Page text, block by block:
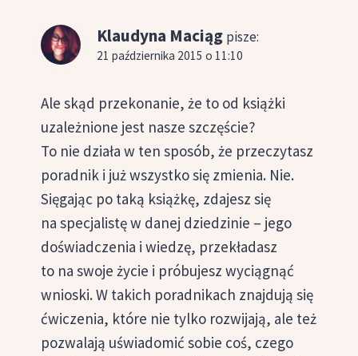
Klaudyna Maciąg pisze:
21 października 2015 o 11:10
Ale skąd przekonanie, że to od książki
uzależnione jest nasze szczęście?
To nie działa w ten sposób, że przeczytasz
poradnik i już wszystko się zmienia. Nie.
Sięgając po taką książkę, zdajesz się
na specjalistę w danej dziedzinie – jego
doświadczenia i wiedzę, przekładasz
to na swoje życie i próbujesz wyciągnąć
wnioski. W takich poradnikach znajdują się
ćwiczenia, które nie tylko rozwijają, ale też
pozwalają uświadomić sobie coś, czego